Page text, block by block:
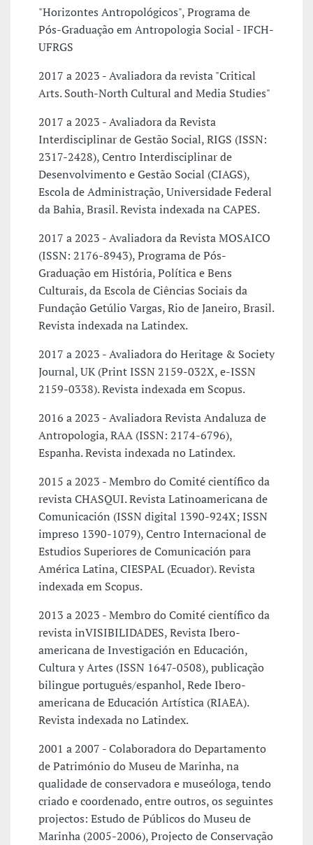
"Horizontes Antropológicos", Programa de
Pós-Graduação em Antropologia Social - IFCH-
UFRGS
2017 a 2023 - Avaliadora da revista "Critical
Arts. South-North Cultural and Media Studies"
2017 a 2023 - Avaliadora da Revista
Interdisciplinar de Gestão Social, RIGS (ISSN:
2317-2428), Centro Interdisciplinar de
Desenvolvimento e Gestão Social (CIAGS),
Escola de Administração, Universidade Federal
da Bahia, Brasil. Revista indexada na CAPES.
2017 a 2023 - Avaliadora da Revista MOSAICO
(ISSN: 2176-8943), Programa de Pós-
Graduação em História, Política e Bens
Culturais, da Escola de Ciências Sociais da
Fundação Getúlio Vargas, Rio de Janeiro, Brasil.
Revista indexada na Latindex.
2017 a 2023 - Avaliadora do Heritage & Society
Journal, UK (Print ISSN 2159-032X, e-ISSN
2159-0338). Revista indexada em Scopus.
2016 a 2023 - Avaliadora Revista Andaluza de
Antropologia, RAA (ISSN: 2174-6796),
Espanha. Revista indexada no Latindex.
2015 a 2023 - Membro do Comité científico da
revista CHASQUI. Revista Latinoamericana de
Comunicación (ISSN digital 1390-924X; ISSN
impreso 1390-1079), Centro Internacional de
Estudios Superiores de Comunicación para
América Latina, CIESPAL (Ecuador). Revista
indexada em Scopus.
2013 a 2023 - Membro do Comité científico da
revista inVISIBILIDADES, Revista Ibero-
americana de Investigación en Educación,
Cultura y Artes (ISSN 1647-0508), publicação
bilingue português/espanhol, Rede Ibero-
americana de Educación Artística (RIAEA).
Revista indexada no Latindex.
2001 a 2007 - Colaboradora do Departamento
de Património do Museu de Marinha, na
qualidade de conservadora e museóloga, tendo
criado e coordenado, entre outros, os seguintes
projectos: Estudo de Públicos do Museu de
Marinha (2005-2006), Projecto de Conservação